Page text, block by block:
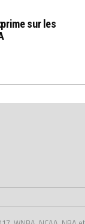
sur les